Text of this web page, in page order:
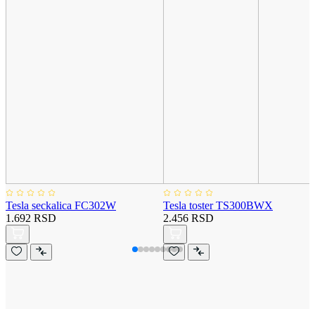
Tesla seckalica FC302W
1.692 RSD
Tesla toster TS300BWX
2.456 RSD